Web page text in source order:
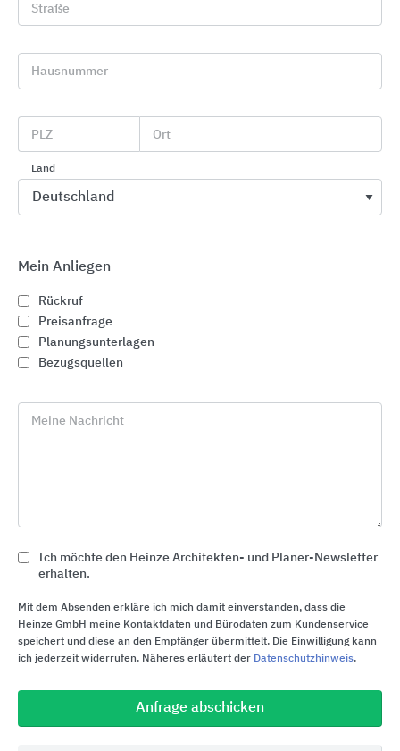
Fassade: Vormauerziegel und Klinker
Vandersanden
Gira Schalterprogramme Design und Funktion
Straße
Hausnummer
PLZ Ort
Land
Mein Anliegen
Rückruf
Preisanfrage
Planungsunterlagen
Bezugsquellen
Meine Nachricht
Ich möchte den Heinze Architekten- und Planer-Newsletter
erhalten.
Mit dem Absenden erkläre ich mich damit einverstanden, dass die
Heinze GmbH meine Kontaktdaten und Bürodaten zum Kundenservice
speichert und diese an den Empfänger übermittelt. Die Einwilligung kann
ich jederzeit widerrufen. Näheres erläutert der Datenschutzhinweis.
Anfrage abschicken